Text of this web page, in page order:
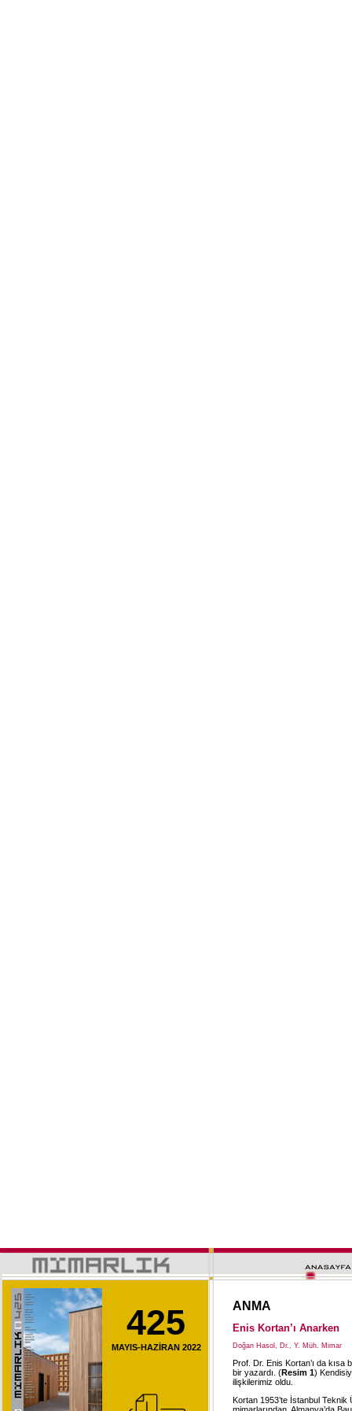
425
MAYIS-HAZİRAN 2022
ANMA
Enis Kortan’ı Anarken
Doğan Hasol, Dr., Y. Müh. Mimar
Prof. Dr. Enis Kortan’ı da
bir yazardı. (Resim 1)
ilişkilerimiz oldu.
Kortan 1953’te İstanbul Teknik